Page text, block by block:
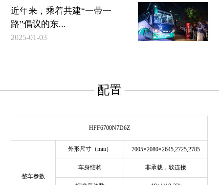
近年来，乘着共建“一带一
路”倡议的东...
2025-01-03
配置
HFF6700N7D6Z
整车参数
外形尺寸（mm） 7005×2080×2645,2725,2785
车身结构 非承载，软连接